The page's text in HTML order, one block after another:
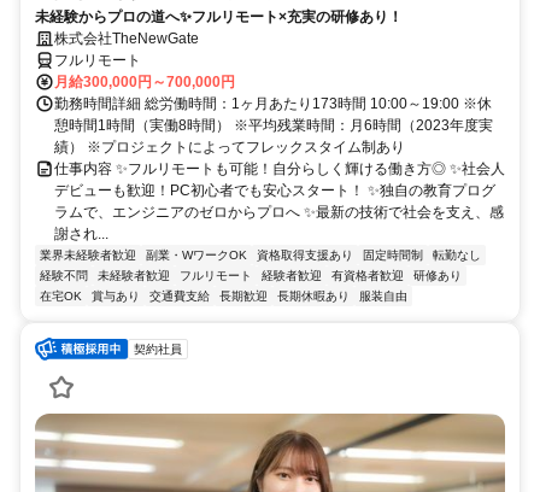
未経験からプロの道へ✨フルリモート×充実の研修あり！
株式会社TheNewGate
フルリモート
月給300,000円～700,000円
勤務時間詳細 総労働時間：1ヶ月あたり173時間 10:00～19:00 ※休
憩時間1時間（実働8時間） ※平均残業時間：月6時間（2023年度実
績） ※プロジェクトによってフレックスタイム制あり
仕事内容 ✨フルリモートも可能！自分らしく輝ける働き方◎ ✨社会人
デビューも歓迎！PC初心者でも安心スタート！ ✨独自の教育プログ
ラムで、エンジニアのゼロからプロへ ✨最新の技術で社会を支え、感
謝され...
業界未経験者歓迎 副業・WワークOK 資格取得支援あり 固定時間制
転勤なし
経験不問
未経験者歓迎 フルリモート 経験者歓迎 有資格者歓迎
研修あり
在宅OK
賞与あり 交通費支給 長期歓迎 長期休暇あり 服装自由
契約社員